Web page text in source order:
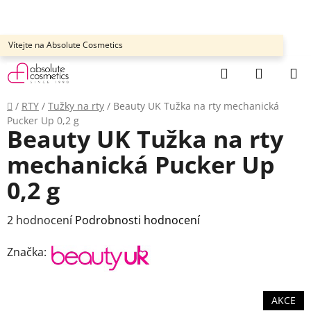
obsah
Vítejte na Absolute Cosmetics
Hledat
Domů
/ RTY / Tužky na rty / Beauty UK Tužka na rty mechanická
Pucker Up 0,2 g
Beauty UK Tužka na rty
mechanická Pucker Up
0,2 g
Průměrné
produktu
2 hodnocení Podrobnosti hodnocení
Značka:
AKCE